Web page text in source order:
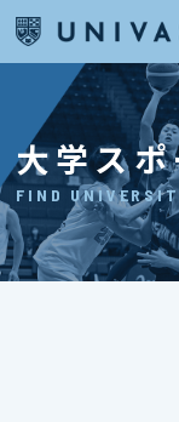
大学ス
FIND